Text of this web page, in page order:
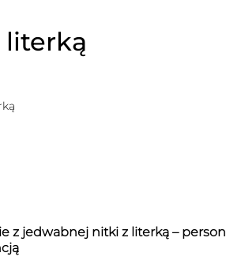
literką
z jedwabnej nitki z literką –